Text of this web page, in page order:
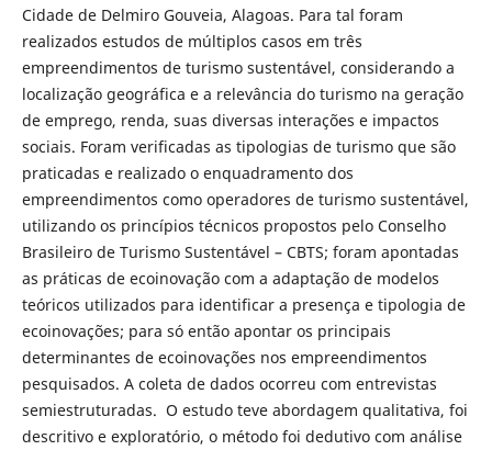
Cidade de Delmiro Gouveia, Alagoas. Para tal foram
realizados estudos de múltiplos casos em três
empreendimentos de turismo sustentável, considerando a
localização geográfica e a relevância do turismo na geração
de emprego, renda, suas diversas interações e impactos
sociais. Foram verificadas as tipologias de turismo que são
praticadas e realizado o enquadramento dos
empreendimentos como operadores de turismo sustentável,
utilizando os princípios técnicos propostos pelo Conselho
Brasileiro de Turismo Sustentável – CBTS; foram apontadas
as práticas de ecoinovação com a adaptação de modelos
teóricos utilizados para identificar a presença e tipologia de
ecoinovações; para só então apontar os principais
determinantes de ecoinovações nos empreendimentos
pesquisados. A coleta de dados ocorreu com entrevistas
semiestruturadas. O estudo teve abordagem qualitativa, foi
descritivo e exploratório, o método foi dedutivo com análise